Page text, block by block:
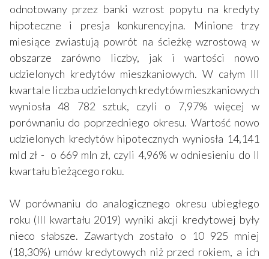
odnotowany przez banki wzrost popytu na kredyty
hipoteczne i presja konkurencyjna. Minione trzy
miesiące zwiastują powrót na ścieżkę wzrostową w
obszarze zarówno liczby, jak i wartości nowo
udzielonych kredytów mieszkaniowych. W całym III
kwartale liczba udzielonych kredytów mieszkaniowych
wyniosła 48 782 sztuk, czyli o 7,97% więcej w
porównaniu do poprzedniego okresu. Wartość nowo
udzielonych kredytów hipotecznych wyniosła 14,141
mld zł - o 669 mln zł, czyli 4,96% w odniesieniu do II
kwartału bieżącego roku.
W porównaniu do analogicznego okresu ubiegłego
roku (III kwartału 2019) wyniki akcji kredytowej były
nieco słabsze. Zawartych zostało o 10 925 mniej
(18,30%) umów kredytowych niż przed rokiem, a ich